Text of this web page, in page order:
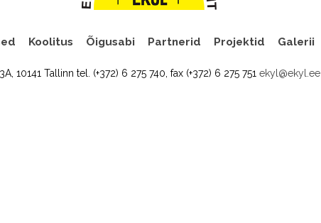
Koolitus Õigusabi Partnerid Projektid Galerii
10141 Tallinn tel. (+372) 6 275 740, fax (+372) 6 275 751 ekyl@ekyl.ee